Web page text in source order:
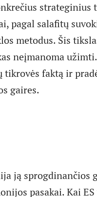
pagal salafitų
metodus. Šis
neįmanoma
faktą ir
gaires.
ją sprogdinančios
pasakai. Kai